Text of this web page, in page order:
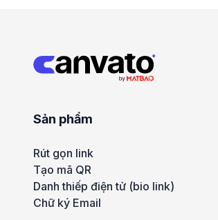
Sản phẩm
Rút gọn link
Tạo mã QR
Danh thiếp điện tử (bio link)
Chữ ký Email